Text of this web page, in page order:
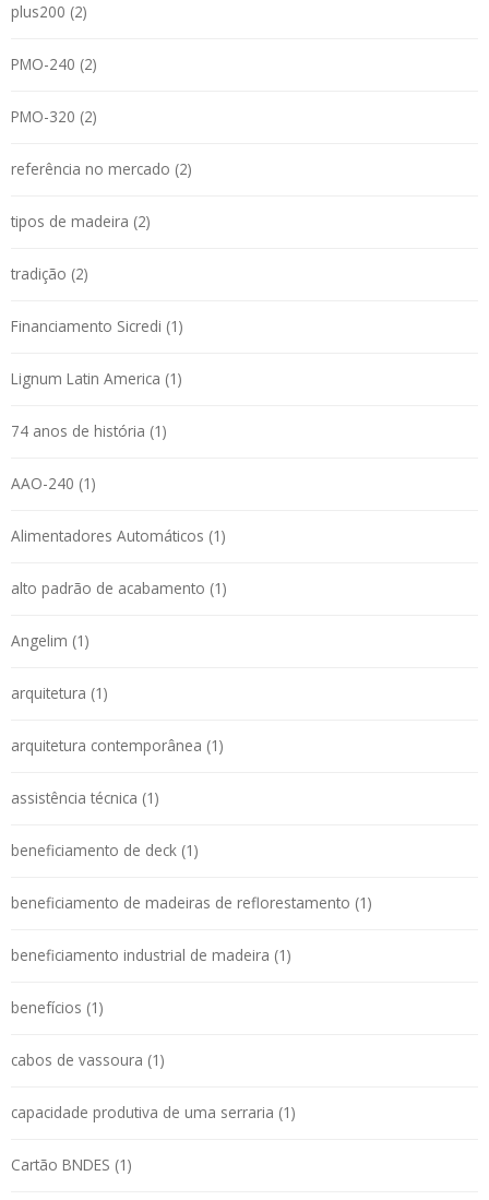
plus200 (2)
PMO-240 (2)
PMO-320 (2)
referência no mercado (2)
tipos de madeira (2)
tradição (2)
Financiamento Sicredi (1)
Lignum Latin America (1)
74 anos de história (1)
AAO-240 (1)
Alimentadores Automáticos (1)
alto padrão de acabamento (1)
Angelim (1)
arquitetura (1)
arquitetura contemporânea (1)
assistência técnica (1)
beneficiamento de deck (1)
beneficiamento de madeiras de reflorestamento (1)
beneficiamento industrial de madeira (1)
benefícios (1)
cabos de vassoura (1)
capacidade produtiva de uma serraria (1)
Cartão BNDES (1)